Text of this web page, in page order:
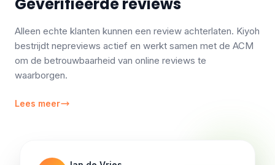
Alleen echte klanten kunnen een review achterlaten. Kiyoh
bestrijdt nepreviews actief en werkt samen met de ACM
om de betrouwbaarheid van online reviews te
waarborgen.
Lees meer